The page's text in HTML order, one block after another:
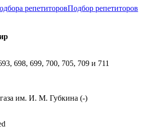
репетиторовПодбор репетиторов
, 698, 699, 700, 705, 709 и 711
им. И. М. Губкина (-)